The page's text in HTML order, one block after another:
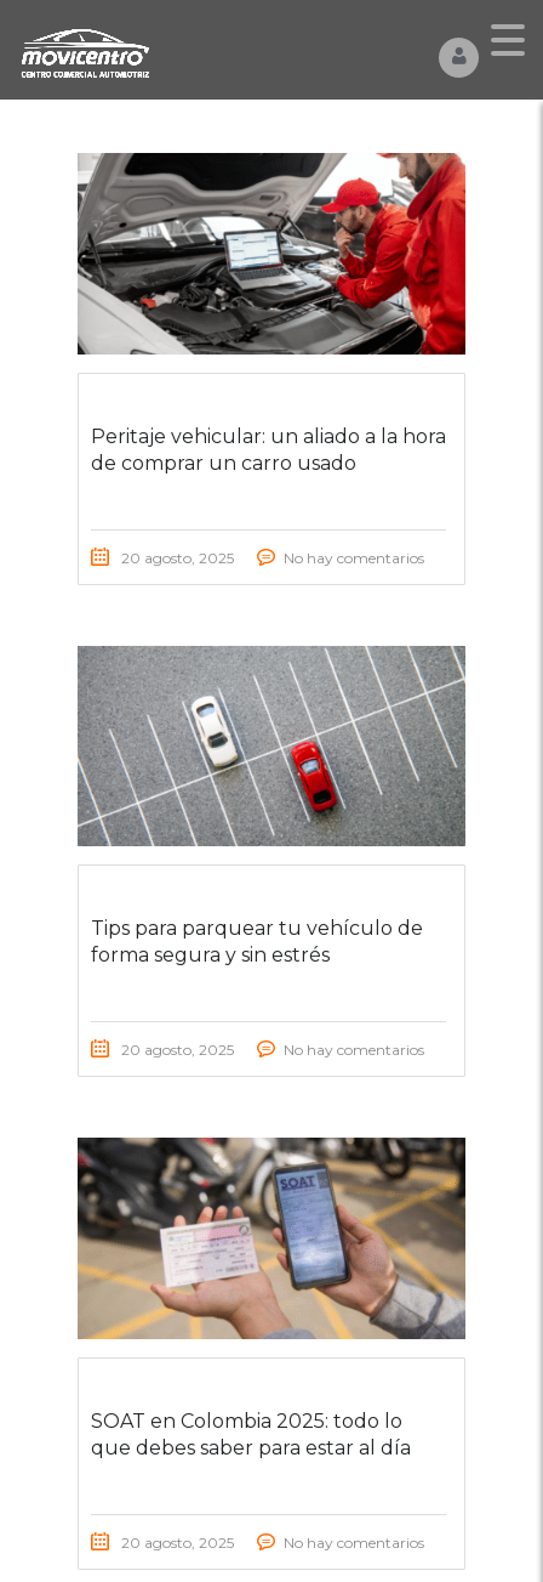
Peritaje vehicular: un aliado a la hora
de comprar un carro usado
20 agosto, 2025 No hay comentarios
Tips para parquear tu vehículo de
forma segura y sin estrés
20 agosto, 2025 No hay comentarios
SOAT en Colombia 2025: todo lo
que debes saber para estar al día
20 agosto, 2025 No hay comentarios